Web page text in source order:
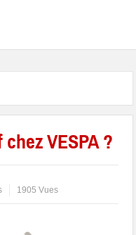
VESPA ?
1905 Vues